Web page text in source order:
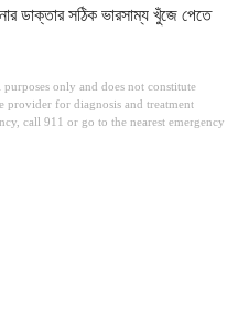
ডাক্তার সঠিক ভারসাম্য খুঁজে পেতে
only and does not constitute
provider for diagnosis and treatment
call 911 or go to the nearest emergency